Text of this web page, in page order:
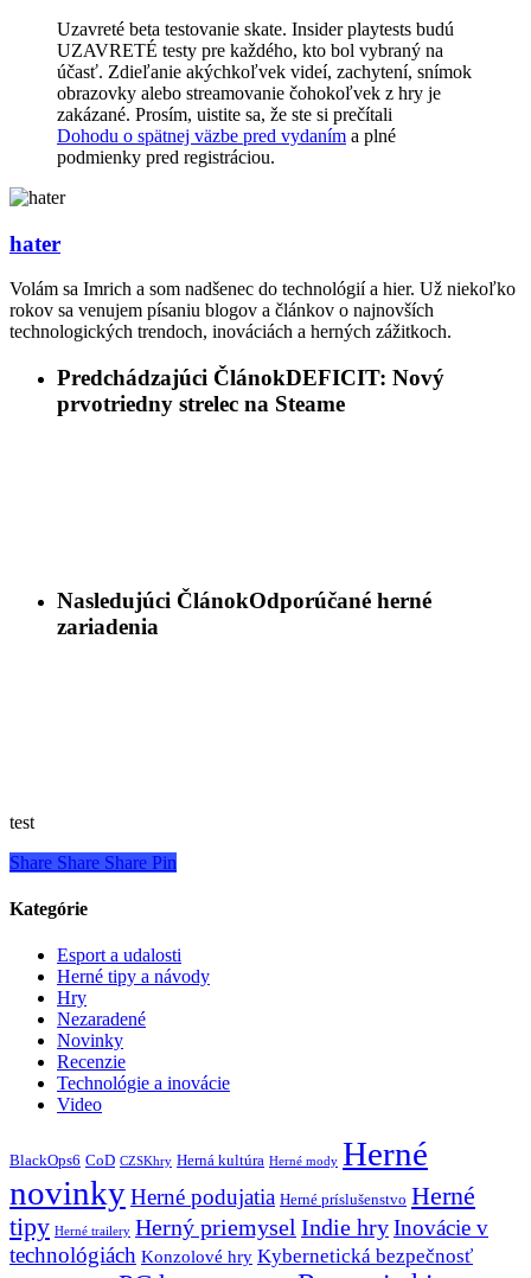
Uzavreté beta testovanie skate. Insider playtests budú
UZAVRETÉ testy pre každého, kto bol vybraný na
účasť. Zdieľanie akýchkoľvek videí, zachytení, snímok
obrazovky alebo streamovanie čohokoľvek z hry je
zakázané. Prosím, uistite sa, že ste si prečítali
Dohodu o spätnej väzbe pred vydaním a plné
podmienky pred registráciou.
hater
Volám sa Imrich a som nadšenec do technológií a hier. Už niekoľko
rokov sa venujem písaniu blogov a článkov o najnovších
technologických trendoch, inováciách a herných zážitkoch.
Predchádzajúci ČlánokDEFICIT: Nový
prvotriedny strelec na Steame
Nasledujúci ČlánokOdporúčané herné
zariadenia
test
Share Share Share Pin
Kategórie
Esport a udalosti
Herné tipy a návody
Hry
Nezaradené
Novinky
Recenzie
Technológie a inovácie
Video
BlackOps6 CoD CZSKhry Herná kultúra Herné mody Herné
novinkyHerné podujatia Herné príslušenstvo Herné
tipy Herné trailery Herný priemysel Indie hryInovácie v
technológiách Konzolové hry Kybernetická bezpečnosť